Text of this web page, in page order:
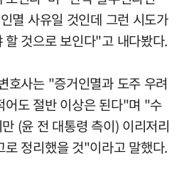
멸 사유일 것인데 그런 시도가
할 것으로 보인다"고 내다봤다.
호사는 "증거인멸과 도주 우려
어도 절반 이상은 된다"며 "수
(윤 전 대통령 측이) 이리저리
로 정리했을 것"이라고 말했다.